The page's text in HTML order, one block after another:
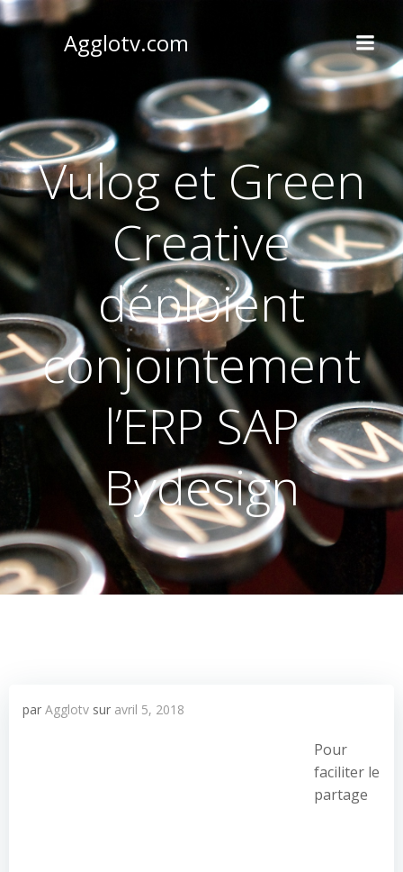
Agglotv.com
Vulog et Green
Creative
déploient
conjointement
l’ERP SAP
Bydesign
par Agglotv sur avril 5, 2018
Pour
faciliter le
partage